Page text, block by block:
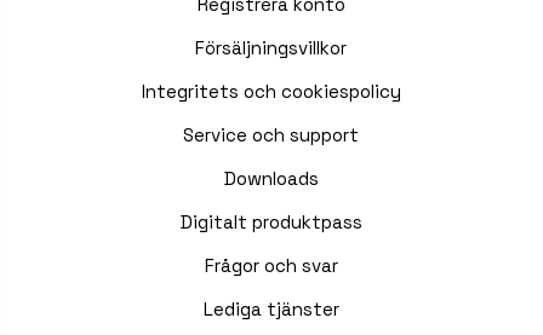
Försäljningsvillkor
Integritets och cookiespolicy
Service och support
Downloads
Digitalt produktpass
Frågor och svar
Lediga tjänster